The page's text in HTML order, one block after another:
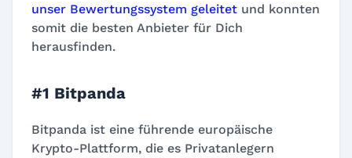
unser Bewertungssystem geleitet und konnten
somit die besten Anbieter für Dich
herausfinden.
#1 Bitpanda
Bitpanda ist eine führende europäische
Krypto-Plattform, die es Privatanlegern